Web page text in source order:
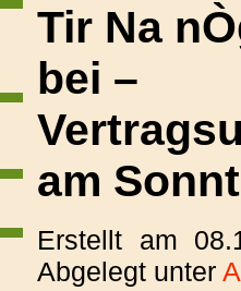
Tir Na
bei –
am
Erstellt am
Abgelegt unter